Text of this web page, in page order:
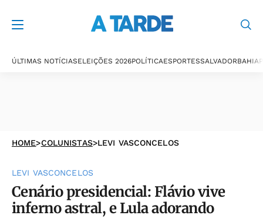
ÚLTIMAS NOTÍCIASELEIÇÕES 2026POLÍTICAESPORTESSALVADORBAHIA
HOME>COLUNISTAS>LEVI VASCONCELOS
LEVI VASCONCELOS
Cenário presidencial: Flávio vive
inferno astral, e Lula adorando